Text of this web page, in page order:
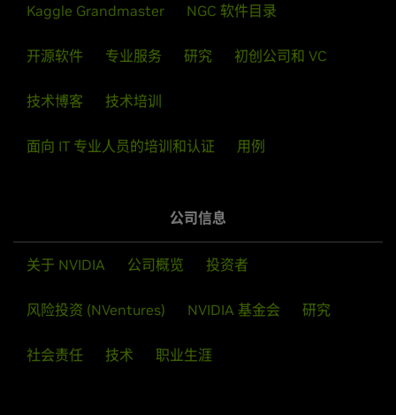
Kaggle Grandmaster NGC 软件目录
开源软件 专业服务 研究 初创公司和 VC
技术博客 技术培训
面向 IT 专业人员的培训和认证 用例
公司信息
关于 NVIDIA 公司概览 投资者
风险投资 (NVentures) NVIDIA 基金会 研究
社会责任 技术 职业生涯